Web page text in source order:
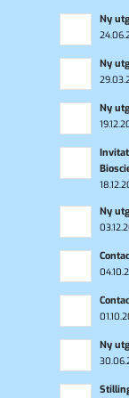
Ny
Ny
Ny
Ny
Ny